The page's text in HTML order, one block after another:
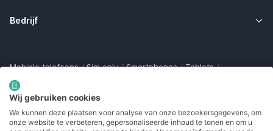
Bedrijf
Mobiele telefoons / Sim only / Smartphones / Tablets /
Smartwatches
Bluetooth trackers / Opladers
Samsung Galaxy
Gamingtelefoons / Foldables / Robuuste telefoons /
Wij gebruiken cookies
We kunnen deze plaatsen voor analyse van onze bezoekersgegevens, om
onze website te verbeteren, gepersonaliseerde inhoud te tonen en om u